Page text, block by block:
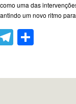
uma das
um novo ritmo
Telegram